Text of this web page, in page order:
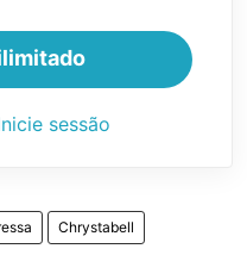
sessão
Chrystabell